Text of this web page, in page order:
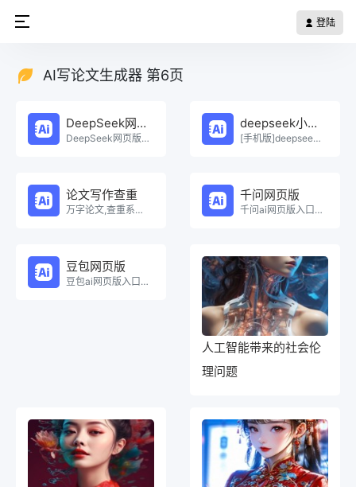
登陆
AI写论文生成器 第6页
DeepSeek网页版
DeepSeek网页版在线免费体验。
deepseek小程序
[手机版]deepseek小程序在线使用。
论文写作查重
万字论文,查重系统，Ai一键生成原创论文，权威查重系统，论文生成，论文写作，论文查重，论文致谢，论文。
千问网页版
千问ai网页版入口在线使用。
豆包网页版
豆包ai网页版入口在线使用。
人工智能带来的社会伦
理问题